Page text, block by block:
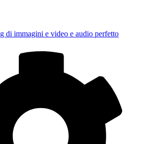
di immagini e video e audio perfetto